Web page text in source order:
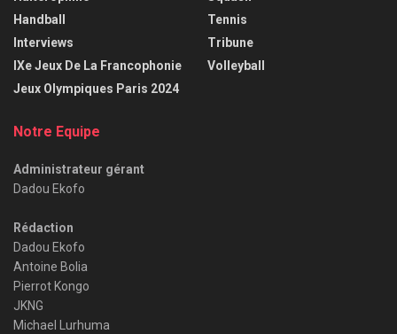
Handball
Interviews
IXe Jeux De La Francophonie
Jeux Olympiques Paris 2024
Tennis
Tribune
Volleyball
Notre Equipe
Administrateur gérant
Dadou Ekofo
Rédaction
Dadou Ekofo
Antoine Bolia
Pierrot Kongo
JKNG
Michael Lurhuma